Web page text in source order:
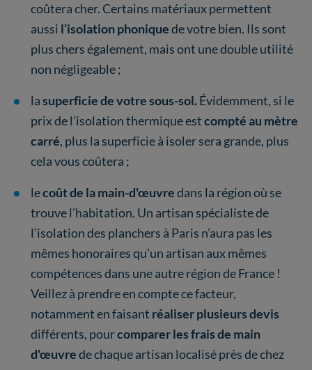
coûtera cher. Certains matériaux permettent
aussi l’isolation phoniquede votre bien. Ils sont
plus chers également, mais ont une double utilité
non négligeable ;
lasuperficie de votre sous-sol.Évidemment, si le
prix de l’isolation thermique estcompté au mètre
carré, plus la superficie à isoler sera grande, plus
cela vous coûtera ;
lecoût de la main-d'œuvredans la région où se
trouve l’habitation. Un artisan spécialiste de
l’isolation des planchers à Paris n’aura pas les
mêmes honoraires qu’un artisan aux mêmes
compétences dans une autre région de France !
Veillez à prendre en compte ce facteur,
notamment en faisant réaliser plusieurs devis
différents, pourcomparer les frais de main
d'œuvrede chaque artisan localisé près de chez